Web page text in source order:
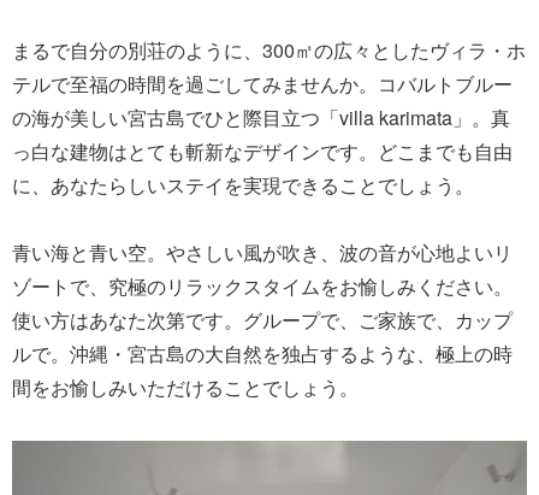
まるで自分の別荘のように、300㎡の広々としたヴィラ・ホ
テルで至福の時間を過ごしてみませんか。コバルトブルー
の海が美しい宮古島でひと際目立つ「villa karimata」。真
っ白な建物はとても斬新なデザインです。どこまでも自由
に、あなたらしいステイを実現できることでしょう。
青い海と青い空。やさしい風が吹き、波の音が心地よいリ
ゾートで、究極のリラックスタイムをお愉しみください。
使い方はあなた次第です。グループで、ご家族で、カップ
ルで。沖縄・宮古島の大自然を独占するような、極上の時
間をお愉しみいただけることでしょう。